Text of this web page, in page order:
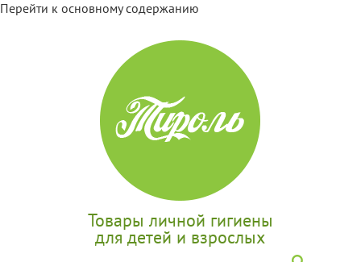
Перейти к основному содержанию
Товары личной гигиены
для детей и взрослых